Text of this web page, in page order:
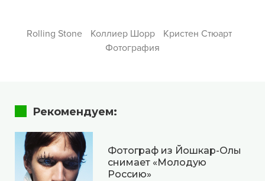
Rolling Stone Коллиер Шорр
Кристен Стюарт
Фотография
Рекомендуем:
Фотограф из Йошкар-Олы
снимает «Молодую
Россию»